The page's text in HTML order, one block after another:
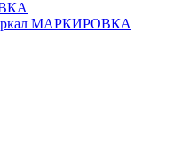
зеркал МАРКИРОВКА